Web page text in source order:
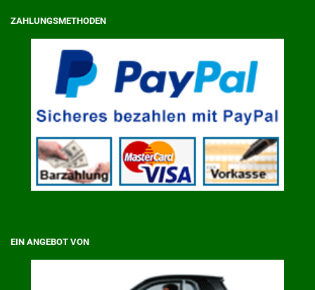
ZAHLUNGSMETHODEN
EIN ANGEBOT VON